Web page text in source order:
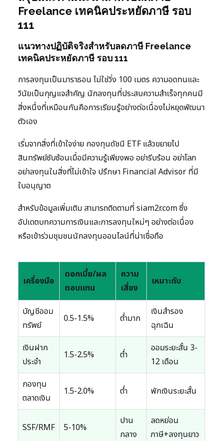
Freelance เทคนิคประหยัดภาษี รอบ
111
แนวทางปฏิบัติจริงสำหรับลดภาษี Freelance
เทคนิคประหยัดภาษี รอบ 111
การลงทุนเป็นมาราธอน ไม่ใช่วิ่ง 100 เมตร ความอดทนและ
วินัยเป็นกุญแจสำคัญ นักลงทุนที่ประสบความสำเร็จทุกคนมี
สิ่งหนึ่งที่เหมือนกันคือการเรียนรู้อย่างต่อเนื่องไม่หยุดพัฒนา
ตัวเอง
เริ่มจากสิ่งที่เข้าใจง่าย กองทุนดัชนี ETF แล้วขยายไป
สินทรัพย์ซับซ้อนเมื่อมีความรู้เพียงพอ อย่ารีบร้อน อย่าโลภ
อย่าลงทุนในสิ่งที่ไม่เข้าใจ ปรึกษา Financial Advisor ที่มี
ใบอนุญาต
สำหรับข้อมูลเพิ่มเติม สามารถติดตามที่ siam2r.com ซึ่ง
อัปเดตบทความการเงินและการลงทุนใหม่ๆ อย่างต่อเนื่อง
หรือเข้าร่วมชุมชนนักลงทุนออนไลน์ที่น่าเชื่อถือ
เครื่องมือ
ดอกเบี้ย/ผล
ตอบแทน
ความ
เสี่ยง
เหมาะกับ
บัญชีออม
ทรัพย์
0.5-1.5% ต่ำมาก
เงินสำรอง
ฉุกเฉิน
เงินฝาก
ประจำ
1.5-2.5% ต่ำ
ออมระยะสั้น 3-
12 เดือน
กองทุน
ตลาดเงิน
1.5-2.0% ต่ำ พักเงินระยะสั้น
SSF/RMF 5-10%
ปาน
กลาง
ลดหย่อน
ภาษี+ลงทุนยาว